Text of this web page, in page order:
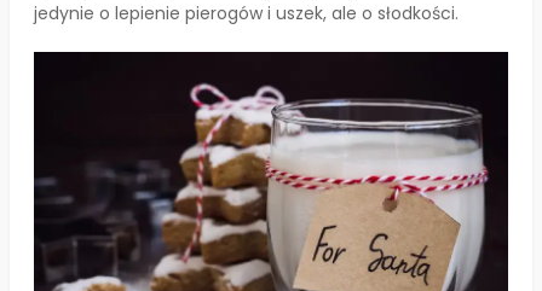
jedynie o lepienie pierogów i uszek, ale o słodkości.